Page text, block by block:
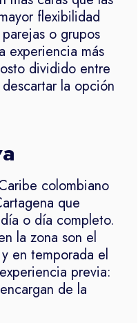
flexibilidad
o grupos
experiencia más
dividido entre
la opción
colombiano
que
o día completo.
la zona son el
en temporada el
previa:
de la